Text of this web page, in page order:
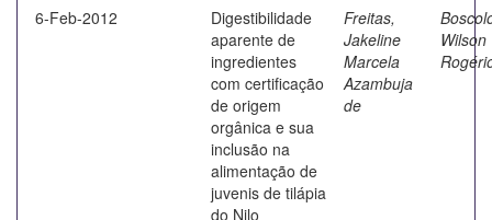
6-Feb-2012
Digestibilidade
aparente de
ingredientes
com certificação
de origem
orgânica e sua
inclusão na
alimentação de
juvenis de tilápia
do Nilo
Freitas,
Jakeline
Marcela
Azambuja
de
Wilson